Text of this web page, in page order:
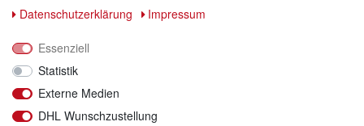
Daten­schutz­erklärung
Impressum
Essenziell
Statistik
Externe Medien
DHL Wunschzustellung